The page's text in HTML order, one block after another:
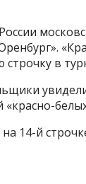
строчку в
14-й